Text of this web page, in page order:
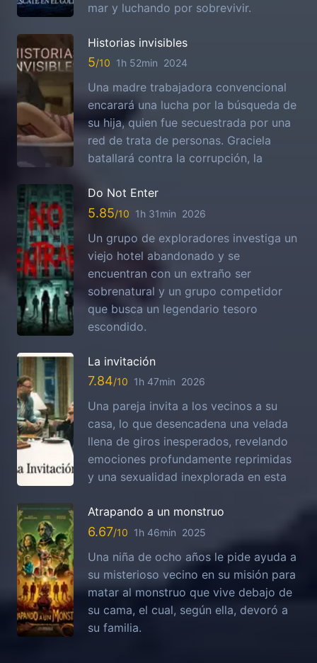
mar y luchando por sobrevivir.
Historias invisibles
5 1h 52min 2024
Una madre trabajadora convencional
encarará una lucha por la búsqueda de
su hija, quien fue secuestrada por una
red de trata de personas. Graciela
batallará contra la corrupción, la
Do Not Enter
5.85 1h 31min 2026
Un grupo de exploradores investiga un
viejo hotel abandonado y se
encuentran con un extraño ser
sobrenatural y un grupo competidor
que busca un legendario tesoro
escondido.
La invitación
7.84 1h 47min 2026
Una pareja invita a los vecinos a su
casa, lo que desencadena una velada
llena de giros inesperados, revelando
emociones profundamente reprimidas
y una sexualidad inexplorada en esta
Atrapando a un monstruo
6.67 1h 46min 2025
Una niña de ocho años le pide ayuda a
su misterioso vecino en su misión para
matar al monstruo que vive debajo de
su cama, el cual, según ella, devoró a
su familia.